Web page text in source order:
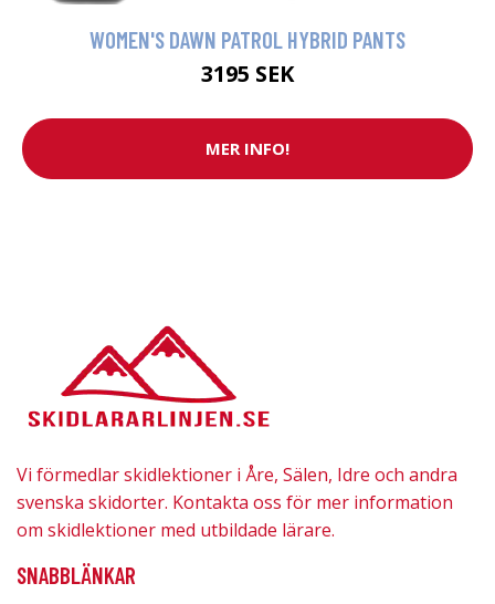
WOMEN'S DAWN PATROL HYBRID PANTS
3195 SEK
MER INFO!
Vi förmedlar skidlektioner i Åre, Sälen, Idre och andra
svenska skidorter. Kontakta oss för mer information
om skidlektioner med utbildade lärare.
SNABBLÄNKAR